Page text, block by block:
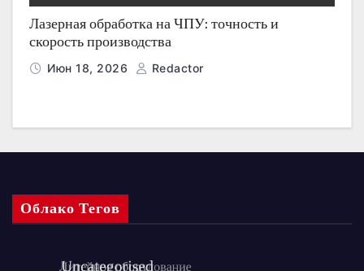
Лазерная обработка на ЧПУ: точность и
скорость производства
Июн 18, 2026 Redactor
Облако Тегов